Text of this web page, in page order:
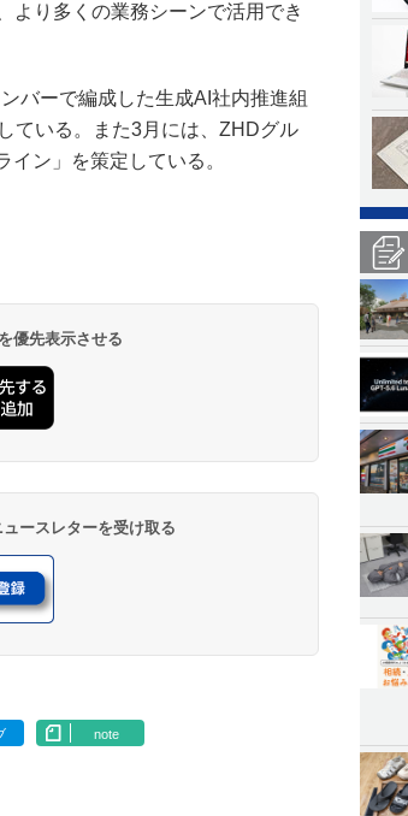
より多くの業務シーンで活用でき
バーで編成した生成AI社内推進組
ている。また3月には、ZHDグル
ン」を策定している。
優先表示させる
ースレターを受け取る
note